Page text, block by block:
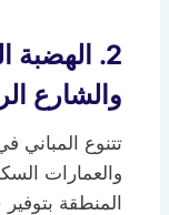
2. الهضبة
والشارع
تتنوع المباني
والعمارات
المنطقة